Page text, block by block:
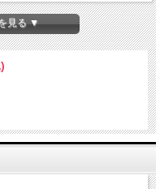
と柔軟性を両立し、保護と着け心
リフレックス素材を使うことで
いポリカーボネート製のライトス
加工されたレンズです。ティアオ
ォーム（厚さ１５mm）を採用す
郭にそった素晴らしいフィット感
見る ▼